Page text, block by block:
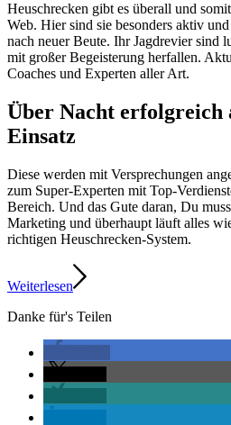
Heuschrecken gibt es überall und
Web. Hier sind sie besonders aktiv
nach neuer Beute. Ihr Jagdrevier sind
mit großer Begeisterung herfallen.
Coaches und Experten aller Art.
Über Nacht erfolgreich
Einsatz
Diese werden mit Versprechungen
zum Super-Experten mit Top-
Bereich. Und das Gute daran, Du
Marketing und überhaupt läuft alles
richtigen Heuschrecken-System.
Weiterlesen
Danke für's Teilen